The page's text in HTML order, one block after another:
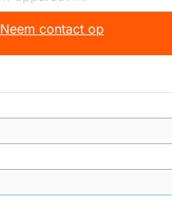
Neem contact op